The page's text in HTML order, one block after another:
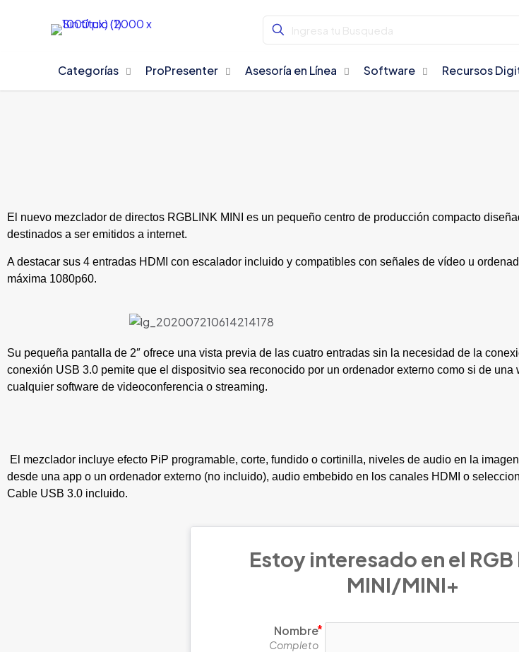
Categorías ProPresenter Asesoría en Línea Software Recursos
El nuevo mezclador de directos RGBLINK MINI es un pequeño centro de producción compacto
destinados a ser emitidos a internet.
A destacar sus 4 entradas HDMI con escalador incluido y compatibles con señales de vídeo u
máxima 1080p60.
Su pequeña pantalla de 2″ ofrece una vista previa de las cuatro entradas sin la necesidad de la
conexión USB 3.0 pemite que el dispositvio sea reconocido por un ordenador externo como si de
cualquier software de videoconferencia o streaming.
El mezclador incluye efecto PiP programable, corte, fundido o cortinilla, niveles de audio en la
desde una app o un ordenador externo (no incluido), audio embebido en los canales HDMI o
Cable USB 3.0 incluido.
Estoy interesado en el
MINI/MINI+
Nombre
Completo